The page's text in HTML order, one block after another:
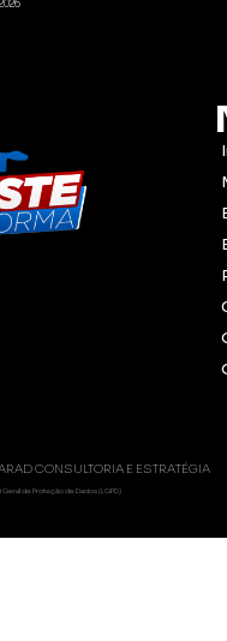
CONSULTORIA E ESTRATÉGIA
de Proteção de Dados (LGPD)